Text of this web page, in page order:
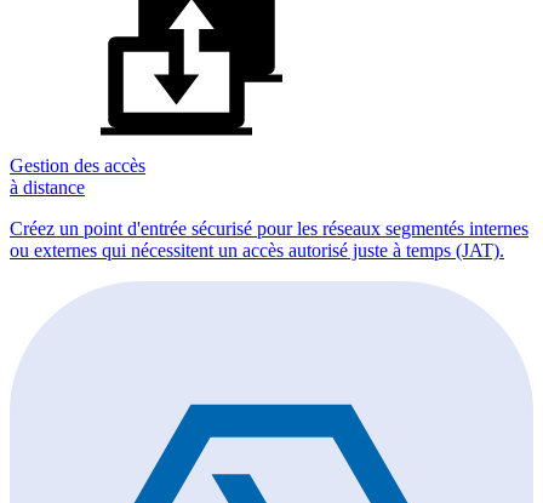
Gestion des accès
à distance
Créez un point d'entrée sécurisé pour les réseaux segmentés internes
ou externes qui nécessitent un accès autorisé juste à temps (JAT).